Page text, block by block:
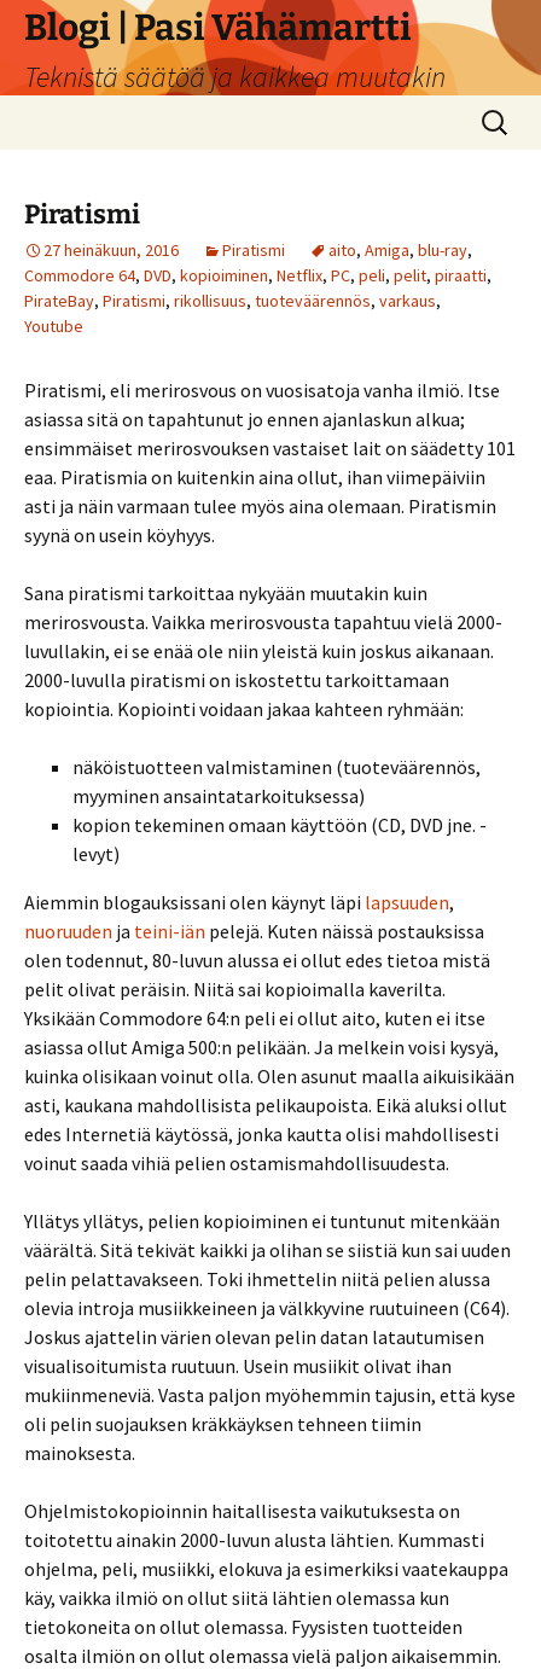
Siirry
sisältöön
Blogi | Pasi Vähämartti
Teknistä säätöä ja kaikkea muutakin
Haku:
Piratismi
27 heinäkuun, 2016 Piratismi aito, Amiga, blu-ray,
Commodore 64, DVD, kopioiminen, Netflix, PC, peli, pelit, piraatti,
PirateBay, Piratismi, rikollisuus, tuoteväärennös, varkaus,
Youtube
Piratismi, eli merirosvous on vuosisatoja vanha ilmiö. Itse
asiassa sitä on tapahtunut jo ennen ajanlaskun alkua;
ensimmäiset merirosvouksen vastaiset lait on säädetty 101
eaa. Piratismia on kuitenkin aina ollut, ihan viimepäiviin
asti ja näin varmaan tulee myös aina olemaan. Piratismin
syynä on usein köyhyys.
Sana piratismi tarkoittaa nykyään muutakin kuin
merirosvousta. Vaikka merirosvousta tapahtuu vielä 2000-
luvullakin, ei se enää ole niin yleistä kuin joskus aikanaan.
2000-luvulla piratismi on iskostettu tarkoittamaan
kopiointia. Kopiointi voidaan jakaa kahteen ryhmään:
näköistuotteen valmistaminen (tuoteväärennös,
myyminen ansaintatarkoituksessa)
kopion tekeminen omaan käyttöön (CD, DVD jne. -
levyt)
Aiemmin blogauksissani olen käynyt läpi lapsuuden,
nuoruuden ja teini-iän pelejä. Kuten näissä postauksissa
olen todennut, 80-luvun alussa ei ollut edes tietoa mistä
pelit olivat peräisin. Niitä sai kopioimalla kaverilta.
Yksikään Commodore 64:n peli ei ollut aito, kuten ei itse
asiassa ollut Amiga 500:n pelikään. Ja melkein voisi kysyä,
kuinka olisikaan voinut olla. Olen asunut maalla aikuisikään
asti, kaukana mahdollisista pelikaupoista. Eikä aluksi ollut
edes Internetiä käytössä, jonka kautta olisi mahdollisesti
voinut saada vihiä pelien ostamismahdollisuudesta.
Yllätys yllätys, pelien kopioiminen ei tuntunut mitenkään
väärältä. Sitä tekivät kaikki ja olihan se siistiä kun sai uuden
pelin pelattavakseen. Toki ihmettelin niitä pelien alussa
olevia introja musiikkeineen ja välkkyvine ruutuineen (C64).
Joskus ajattelin värien olevan pelin datan latautumisen
visualisoitumista ruutuun. Usein musiikit olivat ihan
mukiinmeneviä. Vasta paljon myöhemmin tajusin, että kyse
oli pelin suojauksen kräkkäyksen tehneen tiimin
mainoksesta.
Ohjelmistokopioinnin haitallisesta vaikutuksesta on
toitotettu ainakin 2000-luvun alusta lähtien. Kummasti
ohjelma, peli, musiikki, elokuva ja esimerkiksi vaatekauppa
käy, vaikka ilmiö on ollut siitä lähtien olemassa kun
tietokoneita on ollut olemassa. Fyysisten tuotteiden
osalta ilmiön on ollut olemassa vielä paljon aikaisemmin.